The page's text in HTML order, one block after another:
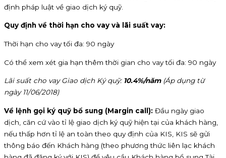
định pháp luật về giao dịch ký quỹ.
Quy định về thời hạn cho vay và lãi suất vay:
Thời hạn cho vay tối đa: 90 ngày
Có thể xem xét gia hạn thêm thời gian cho vay tối đa: 90 ngày
Lãi suất cho vay Giao dịch Ký quỹ: 10.4%/năm(Áp dụng từ
ngày 11/06/2018)
Về lệnh gọi ký quỹ bổ sung (Margin call): Đầu ngày giao
dịch, căn cứ vào tỉ lệ giao dịch ký quỹ hiện tại của khách hàng,
nếu thấp hơn tỉ lệ an toàn theo quy định của KIS, KIS sẽ gửi
thông báo đến Khách hàng (theo phương thức liên lạc khách